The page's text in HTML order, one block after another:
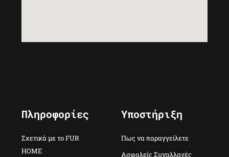
Πληροφορίες
Σχετικά με το FUR
HOME
Υποστήριξη
Πως να παραγγείλετε
Ασφαλείς Συναλλαγές